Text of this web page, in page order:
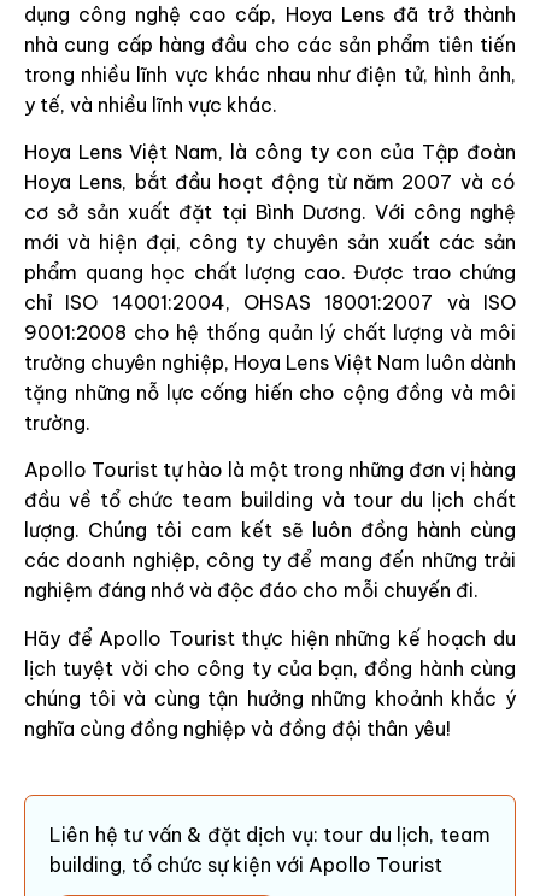
dụng công nghệ cao cấp, Hoya Lens đã trở thành
nhà cung cấp hàng đầu cho các sản phẩm tiên tiến
trong nhiều lĩnh vực khác nhau như điện tử, hình ảnh,
y tế, và nhiều lĩnh vực khác.
Hoya Lens Việt Nam, là công ty con của Tập đoàn
Hoya Lens, bắt đầu hoạt động từ năm 2007 và có
cơ sở sản xuất đặt tại Bình Dương. Với công nghệ
mới và hiện đại, công ty chuyên sản xuất các sản
phẩm quang học chất lượng cao. Được trao chứng
chỉ ISO 14001:2004, OHSAS 18001:2007 và ISO
9001:2008 cho hệ thống quản lý chất lượng và môi
trường chuyên nghiệp, Hoya Lens Việt Nam luôn dành
tặng những nỗ lực cống hiến cho cộng đồng và môi
trường.
Apollo Tourist tự hào là một trong những đơn vị hàng
đầu về tổ chức team building và tour du lịch chất
lượng. Chúng tôi cam kết sẽ luôn đồng hành cùng
các doanh nghiệp, công ty để mang đến những trải
nghiệm đáng nhớ và độc đáo cho mỗi chuyến đi.
Hãy để Apollo Tourist thực hiện những kế hoạch du
lịch tuyệt vời cho công ty của bạn, đồng hành cùng
chúng tôi và cùng tận hưởng những khoảnh khắc ý
nghĩa cùng đồng nghiệp và đồng đội thân yêu!
Liên hệ tư vấn & đặt dịch vụ: tour du lịch, team
building, tổ chức sự kiện với Apollo Tourist